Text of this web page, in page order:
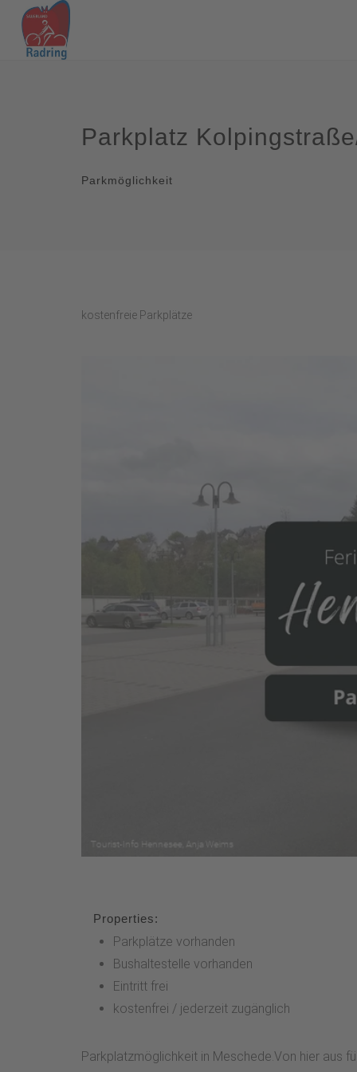
Parkplatz
Parkmöglichkeit
kostenfreie Parkplätze
Properties:
Parkplätze vorhanden
Bushaltestelle vorhanden
Eintritt frei
kostenfrei / jederzeit zugänglich
Parkplatzmöglichkeit in Meschede.Von hier aus